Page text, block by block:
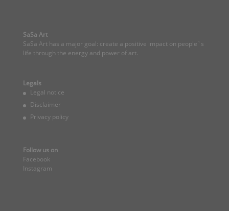
SaSa Art
SaSa Art has a major goal: create a positive impact on people`s
life through the energy and power of art.
Legals
Legal notice
Disclaimer
Privacy policy
Follow us on
Facebook
Instagram